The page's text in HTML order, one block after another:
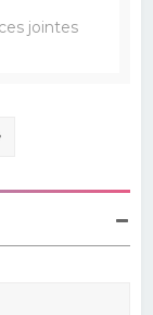
jointes